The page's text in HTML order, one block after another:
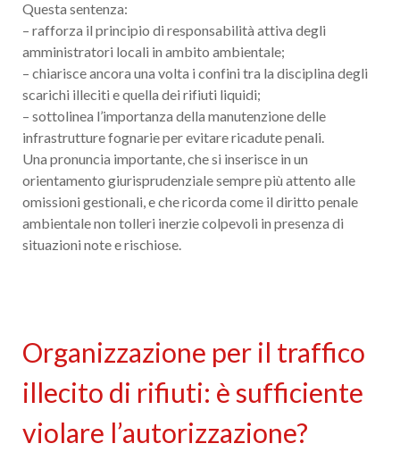
Questa sentenza:
– rafforza il principio di responsabilità attiva degli
amministratori locali in ambito ambientale;
– chiarisce ancora una volta i confini tra la disciplina degli
scarichi illeciti e quella dei rifiuti liquidi;
– sottolinea l’importanza della manutenzione delle
infrastrutture fognarie per evitare ricadute penali.
Una pronuncia importante, che si inserisce in un
orientamento giurisprudenziale sempre più attento alle
omissioni gestionali, e che ricorda come il diritto penale
ambientale non tolleri inerzie colpevoli in presenza di
situazioni note e rischiose.
Organizzazione per il traffico
illecito di rifiuti: è sufficiente
violare l’autorizzazione?